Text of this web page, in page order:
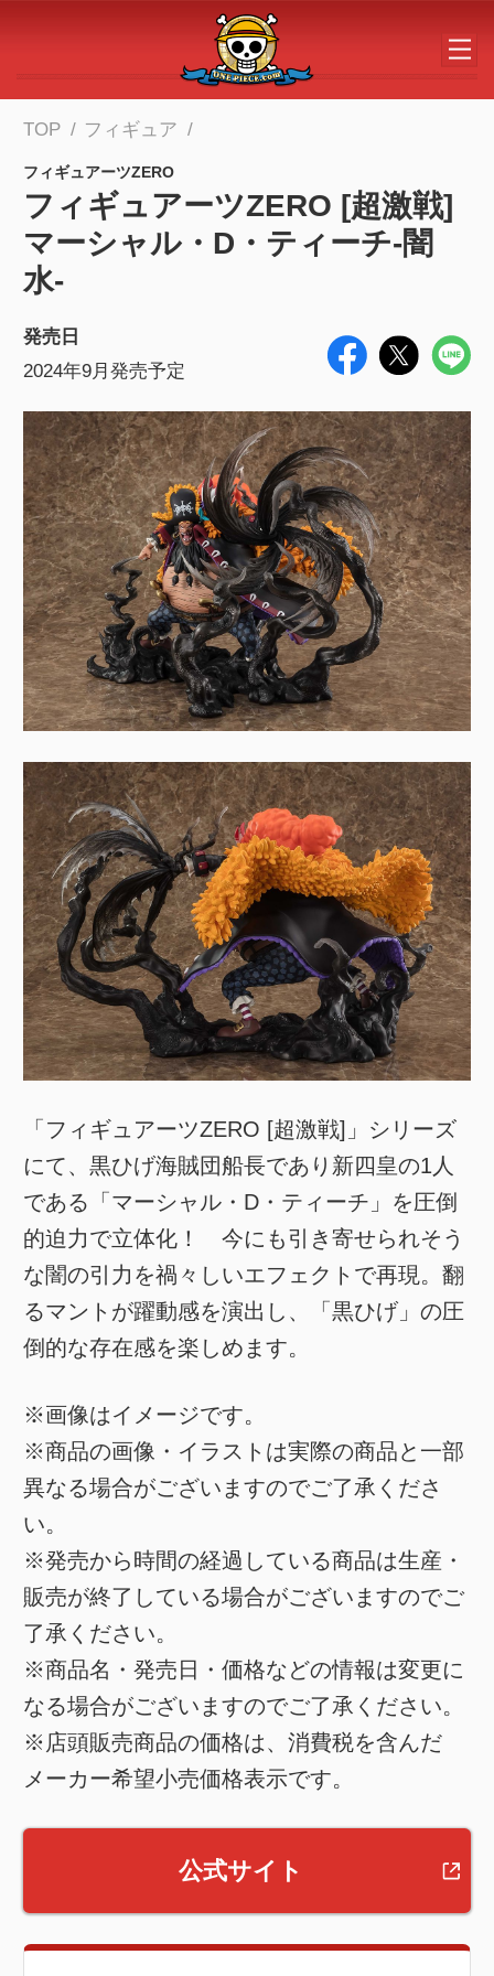
メインコンテンツへスキップする
TOP フィギュア
フィギュアーツZERO
フィギュアーツZERO [超激戦]
マーシャル・D・ティーチ-闇
水-
発売日
2024年9月発売予定
「フィギュアーツZERO [超激戦]」シリーズ
にて、黒ひげ海賊団船長であり新四皇の1人
である「マーシャル・D・ティーチ」を圧倒
的迫力で立体化！ 今にも引き寄せられそう
な闇の引力を禍々しいエフェクトで再現。翻
るマントが躍動感を演出し、「黒ひげ」の圧
倒的な存在感を楽しめます。
※画像はイメージです。
※商品の画像・イラストは実際の商品と一部
異なる場合がございますのでご了承くださ
い。
※発売から時間の経過している商品は生産・
販売が終了している場合がございますのでご
了承ください。
※商品名・発売日・価格などの情報は変更に
なる場合がございますのでご了承ください。
※店頭販売商品の価格は、消費税を含んだ
メーカー希望小売価格表示です。
公式サイト